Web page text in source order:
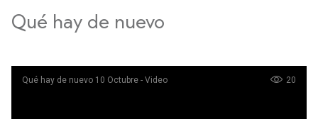
Qué hay de nuevo